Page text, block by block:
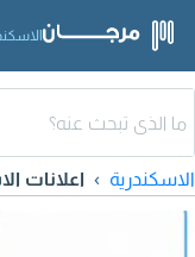
الاسكندرية اعلانات